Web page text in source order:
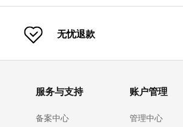
无忧退款
服务与支持
备案中心
账户管理
管理中心